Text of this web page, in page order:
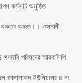
কর্মসূচি অনুষ্ঠিত
গুরুতর আহত।। ওসমানী
পরিষদের স্মারকলিপি
জালালাবাদ ইউনিয়নের ৪ নং